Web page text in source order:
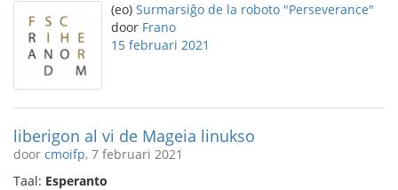
(eo) Surmarsiĝo de la roboto "Perseverance"
door Frano
15 februari 2021
liberigon al vi de Mageia linukso
door cmoifp, 7 februari 2021
Taal: Esperanto